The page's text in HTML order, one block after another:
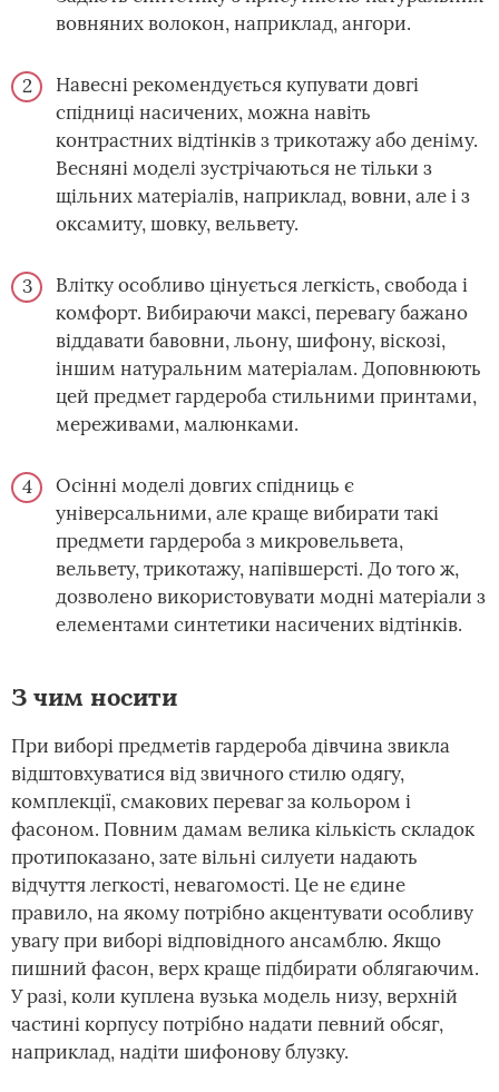
вовняних волокон, наприклад, ангори.
Навесні рекомендується купувати довгі
спідниці насичених, можна навіть
контрастних відтінків з трикотажу або деніму.
Весняні моделі зустрічаються не тільки з
щільних матеріалів, наприклад, вовни, але і з
оксамиту, шовку, вельвету.
Влітку особливо цінується легкість, свобода і
комфорт. Вибираючи максі, перевагу бажано
віддавати бавовни, льону, шифону, віскозі,
іншим натуральним матеріалам. Доповнюють
цей предмет гардероба стильними принтами,
мереживами, малюнками.
Осінні моделі довгих спідниць є
універсальними, але краще вибирати такі
предмети гардероба з микровельвета,
вельвету, трикотажу, напівшерсті. До того ж,
дозволено використовувати модні матеріали з
елементами синтетики насичених відтінків.
З чим носити
При виборі предметів гардероба дівчина звикла
відштовхуватися від звичного стилю одягу,
комплекції, смакових переваг за кольором і
фасоном. Повним дамам велика кількість складок
протипоказано, зате вільні силуети надають
відчуття легкості, невагомості. Це не єдине
правило, на якому потрібно акцентувати особливу
увагу при виборі відповідного ансамблю. Якщо
пишний фасон, верх краще підбирати облягаючим.
У разі, коли куплена вузька модель низу, верхній
частині корпусу потрібно надати певний обсяг,
наприклад, надіти шифонову блузку.